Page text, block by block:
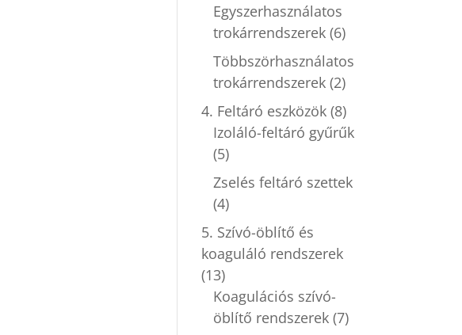
Egyszerhasználatos
trokárrendszerek (6)
Többszörhasználatos
trokárrendszerek (2)
4. Feltáró eszközök (8)
Izoláló-feltáró gyűrűk
(5)
Zselés feltáró szettek
(4)
5. Szívó-öblítő és
koaguláló rendszerek
(13)
Koagulációs szívó-
öblítő rendszerek (7)